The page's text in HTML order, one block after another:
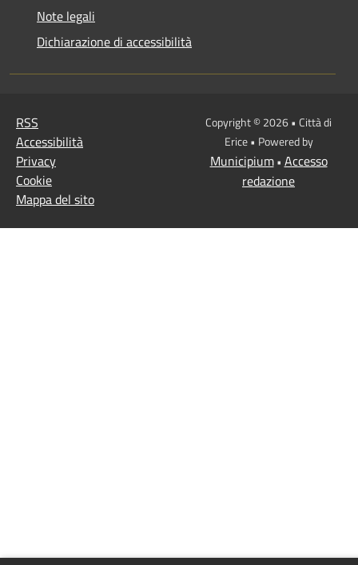
Note legali
Dichiarazione di accessibilità
RSS
Accessibilità
Privacy
Cookie
Mappa del sito
Copyright © 2026 • Città di
Erice • Powered by
Municipium• Accesso
redazione